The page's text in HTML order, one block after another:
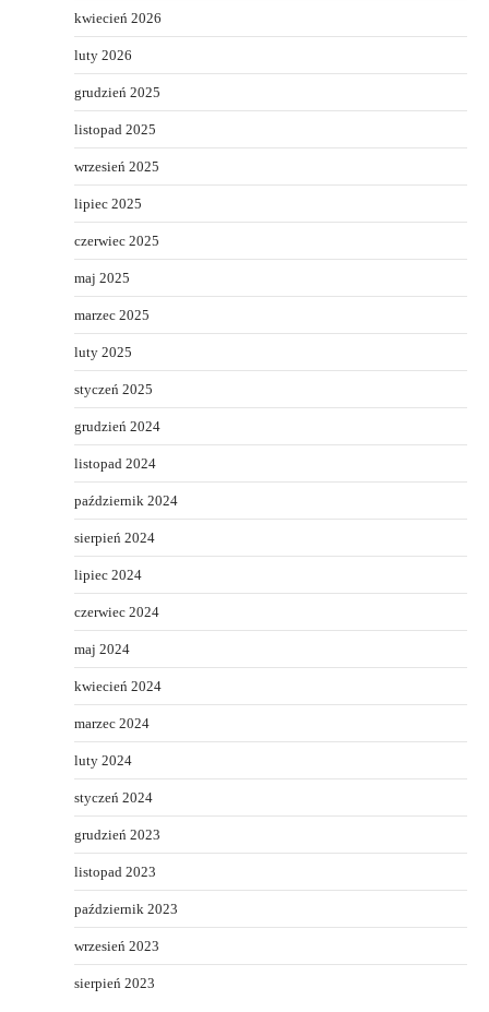
kwiecień 2026
luty 2026
grudzień 2025
listopad 2025
wrzesień 2025
lipiec 2025
czerwiec 2025
maj 2025
marzec 2025
luty 2025
styczeń 2025
grudzień 2024
listopad 2024
październik 2024
sierpień 2024
lipiec 2024
czerwiec 2024
maj 2024
kwiecień 2024
marzec 2024
luty 2024
styczeń 2024
grudzień 2023
listopad 2023
październik 2023
wrzesień 2023
sierpień 2023